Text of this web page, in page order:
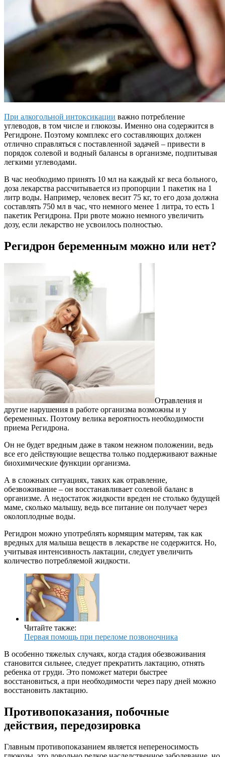
При алкогольной интоксикации важно потребление
углеводов, в том числе и глюкозы. Именно она содержится в
Регидроне. Поэтому комплекс его составляющих должен
отлично справляться с поставленной задачей – привести в
порядок солевой и водный балансы в организме, подпитывая
легкими углеводами.
В час необходимо принять 10 мл на каждый кг веса больного,
доза лекарства рассчитывается из пропорции 1 пакетик на 1
литр воды. Например, человек весит 75 кг, то его доза должна
составлять 750 мл в час, что немного менее 1 литра, то есть 1
пакетик Регидрона. При рвоте можно немного увеличить
дозу, если лекарство не усвоилось полностью.
Регидрон беременным можно или нет?
Отравления и
другие нарушения в работе организма возможны и у
беременных. Поэтому велика вероятность необходимости
приема Регидрона.
Он не будет вредным даже в таком нежном положении, ведь
все его действующие вещества только поддерживают важные
биохимические функции организма.
А в сложных ситуациях, таких как отравление,
обезвоживание – он восстанавливает солевой баланс в
организме. А недостаток жидкости вреден не столько будущей
маме, сколько малышу, ведь все питание он получает через
околоплодные воды.
Регидрон можно употреблять кормящим матерям, так как
вредных для малыша веществ в лекарстве не содержится. Но,
учитывая интенсивность лактации, следует увеличить
количество потребляемой жидкости.
Читайте также:
Первая помощь при переломе позвоночника
В особенно тяжелых случаях, когда стадия обезвоживания
становится сильнее, следует прекратить лактацию, отнять
ребенка от груди. Это поможет матери быстрее
восстановиться, а при необходимости через пару дней можно
восстановить лактацию.
Противопоказания, побочные
действия, передозировка
Главным противопоказанием является непереносимость